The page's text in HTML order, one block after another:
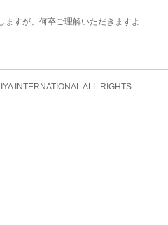
ますが、何卒ご理解いただきますよ